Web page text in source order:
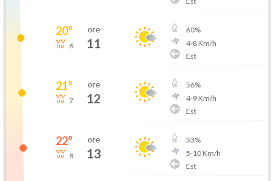
20°
6
ore
11
60%
4-8Km/h
Est
21°
7
ore
12
56%
4-9Km/h
Est
22°
8
ore
13
53%
5-10Km/h
Est